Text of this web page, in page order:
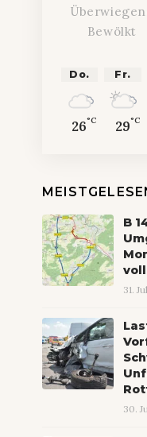
Bewölkt
Do.
26°C
Fr.
29°C
B
31.
30.